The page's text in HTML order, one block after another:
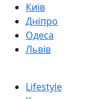
Київ
Дніпро
Одеса
Львів
Lifestyle